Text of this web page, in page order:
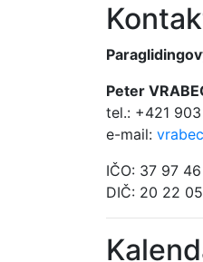
Peter
tel.: +421
e-mail:
IČO: 37 97
DIČ: 20 22